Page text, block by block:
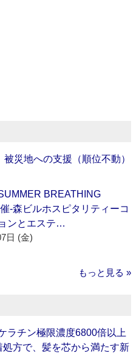
災地への支援（順位不動）
BREATHING
‐森ビルホスピタリティーコ
ンとエステ…
日 (金)
もっと見る »
ラチン極限濃度6800倍以上
処方で、髪を芯から満たす新